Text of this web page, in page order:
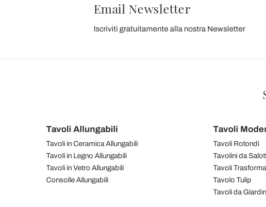
Email Newsletter
Iscriviti gratuitamente alla nostra Newsletter
Tavoli Allungabili
Tavoli in Ceramica Allungabili
Tavoli in Legno Allungabili
Tavoli in Vetro Allungabili
Consolle Allungabili
Tavoli
Tavoli Rotondi
Tavolini da
Tavoli
Tavolo Tulip
Tavoli da